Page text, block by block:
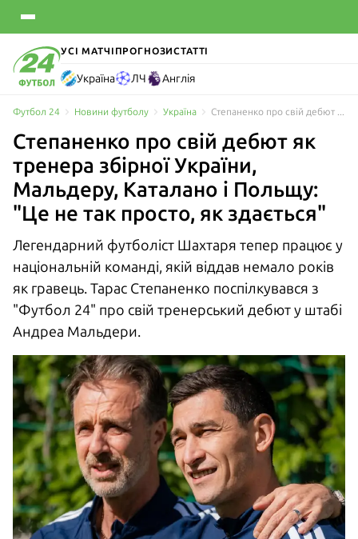
УСІ МАТЧІ ПРОГНОЗИСТАТТІ
Україна ЛЧ Англія
Футбол 24 Новини футболу Україна
Степаненко про свій дебют як
тренера збірної України,
Мальдеру, Каталано і Польщу:
"Це не так просто, як здається"
Легендарний футболіст Шахтаря тепер працює у
національній команді, якій віддав немало років
як гравець. Тарас Степаненко поспілкувався з
"Футбол 24" про свій тренерський дебют у штабі
Андреа Мальдери.